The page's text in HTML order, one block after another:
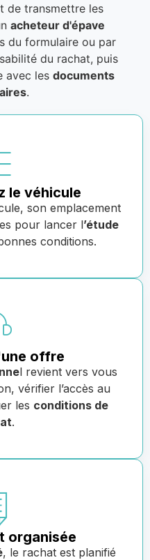
de transmettre les
acheteur d'épave
du formulaire ou par
du rachat, puis
avec lesdocuments
.
le véhicule
son emplacement
pour lancer l’étude
conditions.
offre
l revient vers vous
vérifier l’accès au
les conditions de
.
organisée
, le rachat est planifié